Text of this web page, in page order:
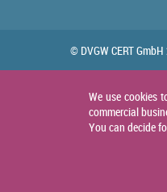
© DVGW CERT
We use cookies
commercial
You can decide